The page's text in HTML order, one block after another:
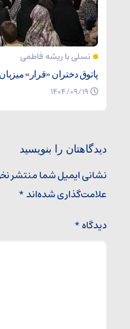
نسلی با ریشه‌ فاطمی
پاتوق دختران «قرار»
دیدگاهتان را بنویسید
نشانی ایمیل شما منتشر
علامت‌گذاری شده‌اند*
دیدگاه*